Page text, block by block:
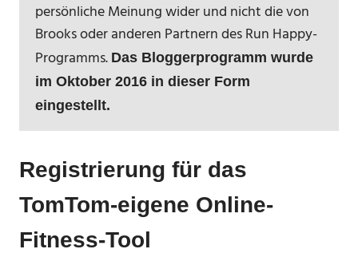
persönliche Meinung wider und nicht die von
Brooks oder anderen Partnern des Run Happy-
Programms. Das Bloggerprogramm wurde
im Oktober 2016 in dieser Form
eingestellt.
Registrierung für das
TomTom-eigene Online-
Fitness-Tool